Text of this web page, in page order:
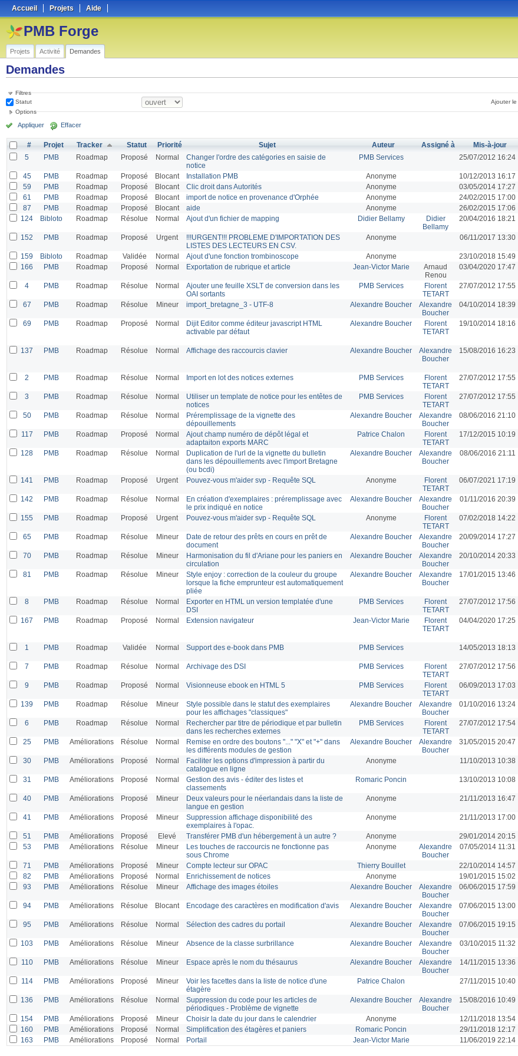
Accueil Projets Aide
PMB Forge
Projets Activité Demandes
Demandes
Filtres
Statut
Ajouter le
Options
Appliquer Effacer
# Projet Tracker Statut Priorité Sujet Auteur Assigné à Mis-à-jour
5
PMB Roadmap Proposé Normal
Changer l'ordre des catégories en saisie de
notice
PMB Services 25/07/2012 16:24
45 PMB Roadmap Proposé Blocant Installation PMB Anonyme 10/12/2013 16:17
59
PMB Roadmap Proposé Blocant Clic droit dans Autorités Anonyme 03/05/2014 17:27
61
PMB Roadmap Proposé Blocant import de notice en provenance d'Orphée Anonyme 24/02/2015 17:00
87
PMB Roadmap Proposé Blocant aide Anonyme 26/02/2015 17:06
124
Bibloto Roadmap Résolue Normal Ajout d'un fichier de mapping Didier Bellamy
Didier
Bellamy
20/04/2016 18:21
152 PMB Roadmap Proposé Urgent
!!!URGENT!!! PROBLEME D'IMPORTATION DES
LISTES DES LECTEURS EN CSV.
Anonyme 06/11/2017 13:30
159 Bibloto Roadmap Validée Normal Ajout d'une fonction trombinoscope Anonyme 23/10/2018 15:49
166
PMB Roadmap Proposé Normal Exportation de rubrique et article Jean-Victor Marie
Arnaud
Renou
03/04/2020 17:47
4 PMB Roadmap Résolue Normal
Ajouter une feuille XSLT de conversion dans les
OAI sortants
PMB Services
Florent
TETART
27/07/2012 17:55
67 PMB Roadmap Résolue Mineur import_bretagne_3 - UTF-8 Alexandre Boucher
Alexandre
Boucher
04/10/2014 18:39
69 PMB Roadmap Proposé Normal
Dijit Editor comme éditeur javascript HTML
activable par défaut
Alexandre Boucher
Florent
TETART
19/10/2014 18:16
137 PMB Roadmap Résolue Normal Affichage des raccourcis clavier Alexandre Boucher
Alexandre
Boucher
15/08/2016 16:23
2 PMB Roadmap Résolue Normal Import en lot des notices externes PMB Services
Florent
TETART
27/07/2012 17:55
3 PMB Roadmap Résolue Normal
Utiliser un template de notice pour les entêtes de
notices
PMB Services
Florent
TETART
27/07/2012 17:55
50 PMB Roadmap Résolue Normal
Préremplissage de la vignette des
dépouillements
Alexandre Boucher
Alexandre
Boucher
08/06/2016 21:10
117 PMB Roadmap Proposé Normal
Ajout champ numéro de dépôt légal et
adaptaiton exports MARC
Patrice Chalon
Florent
TETART
17/12/2015 10:19
128 PMB Roadmap Résolue Normal
Duplication de l'url de la vignette du bulletin
dans les dépouillements avec l'import Bretagne
(ou bcdi)
Alexandre Boucher
Alexandre
Boucher
08/06/2016 21:11
141 PMB Roadmap Proposé Urgent Pouvez-vous m'aider svp - Requête SQL Anonyme
Florent
TETART
06/07/2021 17:19
142 PMB Roadmap Résolue Normal
En création d'exemplaires : préremplissage avec
le prix indiqué en notice
Alexandre Boucher
Alexandre
Boucher
01/11/2016 20:39
155 PMB Roadmap Proposé Urgent Pouvez-vous m'aider svp - Requête SQL Anonyme
Florent
TETART
07/02/2018 14:22
65 PMB Roadmap Résolue Mineur
Date de retour des prêts en cours en prêt de
document
Alexandre Boucher
Alexandre
Boucher
20/09/2014 17:27
70 PMB Roadmap Résolue Mineur
Harmonisation du fil d'Ariane pour les paniers en
circulation
Alexandre Boucher
Alexandre
Boucher
20/10/2014 20:33
81 PMB Roadmap Résolue Mineur
Style enjoy : correction de la couleur du groupe
lorsque la fiche emprunteur est automatiquement
pliée
Alexandre Boucher
Alexandre
Boucher
17/01/2015 13:46
8 PMB Roadmap Résolue Normal
Exporter en HTML un version templatée d'une
DSI
PMB Services
Florent
TETART
27/07/2012 17:56
167 PMB Roadmap Proposé Normal Extension navigateur Jean-Victor Marie
Florent
TETART
04/04/2020 17:25
1 PMB Roadmap Validée Normal Support des e-book dans PMB PMB Services 14/05/2013 18:13
7 PMB Roadmap Résolue Normal Archivage des DSI PMB Services
Florent
TETART
27/07/2012 17:56
9 PMB Roadmap Proposé Normal Visionneuse ebook en HTML 5 PMB Services
Florent
TETART
06/09/2013 17:03
139 PMB Roadmap Résolue Mineur
Style possible dans le statut des exemplaires
pour les affichages "classiques"
Alexandre Boucher
Alexandre
Boucher
01/10/2016 13:24
6 PMB Roadmap Résolue Normal
Rechercher par titre de périodique et par bulletin
dans les recherches externes
PMB Services
Florent
TETART
27/07/2012 17:54
25 PMB Améliorations Résolue Normal
Remise en ordre des boutons "..." "X" et "+" dans
les différents modules de gestion
Alexandre Boucher
Alexandre
Boucher
31/05/2015 20:47
30 PMB Améliorations Proposé Normal
Faciliter les options d'impression à partir du
catalogue en ligne
Anonyme 11/10/2013 10:38
31 PMB Améliorations Proposé Normal
Gestion des avis - éditer des listes et
classements
Romaric Poncin 13/10/2013 10:08
40 PMB Améliorations Proposé Mineur
Deux valeurs pour le néerlandais dans la liste de
langue en gestion
Anonyme 21/11/2013 16:47
41 PMB Améliorations Proposé Mineur
Suppression affichage disponibilité des
exemplaires à l'opac.
Anonyme 21/11/2013 17:00
51 PMB Améliorations Proposé Elevé Transférer PMB d'un hébergement à un autre ? Anonyme 29/01/2014 20:15
53
PMB Améliorations Résolue Mineur
Les touches de raccourcis ne fonctionne pas
sous Chrome
Anonyme
Alexandre
Boucher
07/05/2014 11:31
71 PMB Améliorations Proposé Mineur Compte lecteur sur OPAC Thierry Bouillet 22/10/2014 14:57
82
PMB Améliorations Proposé Normal Enrichissement de notices Anonyme 19/01/2015 15:02
93
PMB Améliorations Résolue Mineur Affichage des images étoiles Alexandre Boucher
Alexandre
Boucher
06/06/2015 17:59
94 PMB Améliorations Résolue Blocant Encodage des caractères en modification d'avis Alexandre Boucher
Alexandre
Boucher
07/06/2015 13:00
95 PMB Améliorations Résolue Normal Sélection des cadres du portail Alexandre Boucher
Alexandre
Boucher
07/06/2015 19:15
103 PMB Améliorations Résolue Mineur Absence de la classe surbrillance Alexandre Boucher
Alexandre
Boucher
03/10/2015 11:32
110 PMB Améliorations Résolue Mineur Espace après le nom du thésaurus Alexandre Boucher
Alexandre
Boucher
14/11/2015 13:36
114 PMB Améliorations Proposé Mineur
Voir les facettes dans la liste de notice d'une
étagère
Patrice Chalon 27/11/2015 10:40
136 PMB Améliorations Résolue Normal
Suppression du code pour les articles de
périodiques - Problème de vignette
Alexandre Boucher
Alexandre
Boucher
15/08/2016 10:49
154 PMB Améliorations Proposé Mineur Choisir la date du jour dans le calendrier Anonyme 12/11/2018 13:54
160
PMB Améliorations Proposé Normal Simplification des étagères et paniers Romaric Poncin 29/11/2018 12:17
163
PMB Améliorations Proposé Normal Portail Jean-Victor Marie 11/06/2019 22:14